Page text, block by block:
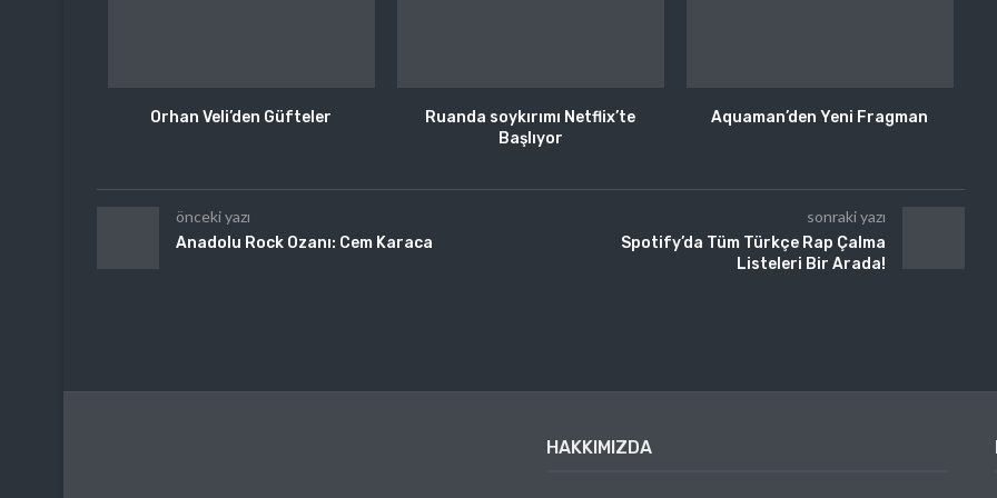
Orhan Veli’den Güfteler
Ruanda soykırımı Netflix’te
Başlıyor
Aquaman’den Yeni Fragman
önceki yazı
Anadolu Rock Ozanı: Cem Karaca
sonraki yazı
Spotify’da Tüm Türkçe Rap Çalma
Listeleri Bir Arada!
HAKKIMIZDA